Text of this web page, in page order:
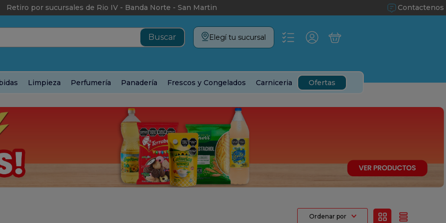
Retiro por sucursales de Rio IV - Banda Norte - San Martin Contactenos
Elegí tu sucursal
Limpieza Perfumería Panadería Frescos y Congelados Carniceria Ofertas
Ordenar por